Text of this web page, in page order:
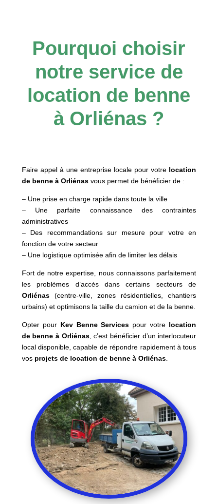
Pourquoi choisir
notre service de
location de benne
à Orliénas ?
Faire appel à une entreprise locale pour votre location
de benne à Orliénasvous permet de bénéficier de :
– Une prise en charge rapide dans toute la ville
– Une parfaite connaissance des contraintes
administratives
– Des recommandations sur mesure pour votre en
fonction de votre secteur
– Une logistique optimisée afin de limiter les délais
Fort de notre expertise, nous connaissons parfaitement
les problèmes d’accès dans certains secteurs de
Orliénas(centre-ville, zones résidentielles, chantiers
urbains) et optimisons la taille du camion et de la benne.
Opter pour Kev Benne Services pour votre location
de benne à Orliénas, c’est bénéficier d’un interlocuteur
local disponible, capable de répondre rapidement à tous
vos projets de location de benne à Orliénas.